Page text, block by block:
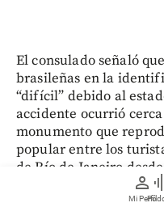
person
Mi Perfil
El consulado señaló
brasileñas en la
“difícil” debido al
accidente ocurrió
monumento que
popular entre los
de Río de Janeiro